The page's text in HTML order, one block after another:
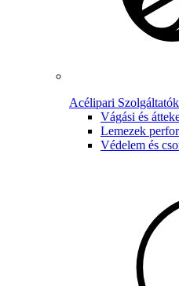
Acélipari
Vágási és
Lemezek
Védelem és